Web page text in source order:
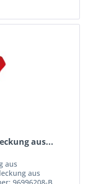
aus...
aus
aus